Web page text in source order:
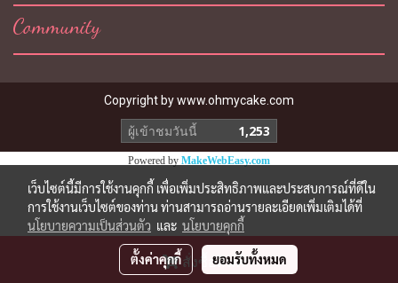
สั่งซื้อสินค้า
Community
Copyright bywww.ohmycake.com
ผู้เข้าชมวันนี้ 1,253
Powered by MakeWebEasy.com
เว็บไซต์นี้มีการใช้งานคุกกี้ เพื่อเพิ่มประสิทธิภาพและประสบการณ์ที่ดีใน
การใช้งานเว็บไซต์ของท่าน ท่านสามารถอ่านรายละเอียดเพิ่มเติมได้ที่
นโยบายความเป็นส่วนตัว และ นโยบายคุกกี้
ตั้งค่าคุกกี้ ยอมรับทั้งหมด